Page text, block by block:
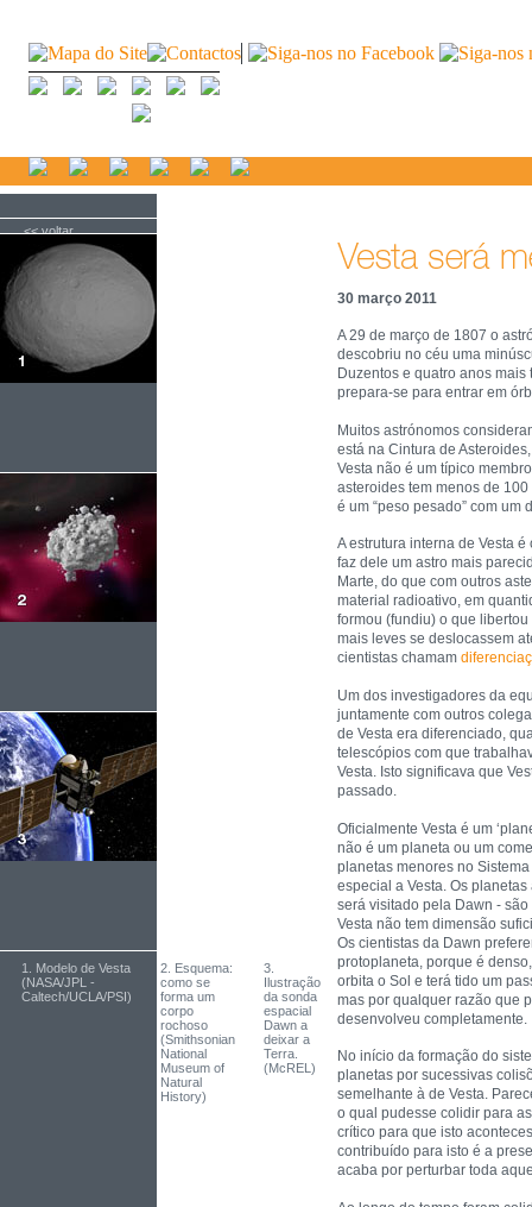
<< voltar
30 março 2011
A 29 de março de 1807 o
descobriu no céu uma
Duzentos e quatro anos
prepara-se para entrar em
Muitos astrónomos
está na Cintura de
Vesta não é um típico
asteroides tem menos de
é um “peso pesado” com um
A estrutura interna de Vesta
faz dele um astro mais
Marte, do que com outros
material radioativo, em
formou (fundiu) o que
mais leves se deslocassem
cientistas chamam
Um dos investigadores da
juntamente com outros
de Vesta era diferenciado,
telescópios com que
Vesta. Isto significava que
passado.
Oficialmente Vesta é um
não é um planeta ou um
planetas menores no
especial a Vesta. Os
será visitado pela Dawn -
Vesta não tem dimensão
Os cientistas da Dawn
protoplaneta, porque é
orbita o Sol e terá tido um
mas por qualquer razão que
desenvolveu completamente.
No início da formação do
planetas por sucessivas
semelhante à de Vesta.
o qual pudesse colidir para
crítico para que isto
contribuído para isto é a
acaba por perturbar toda
1. Modelo de Vesta
(NASA/JPL -
Caltech/UCLA/PSI)
2. Esquema:
como se
forma um
corpo
rochoso
(Smithsonian
National
Museum of
Natural
History)
3.
Ilustração
da sonda
espacial
Dawn a
deixar a
Terra.
(McREL)